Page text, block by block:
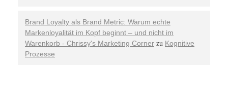
Brand Loyalty als Brand Metric: Warum echte
Markenloyalität im Kopf beginnt – und nicht im
Warenkorb - Chrissy's Marketing Corner zu Kognitive
Prozesse